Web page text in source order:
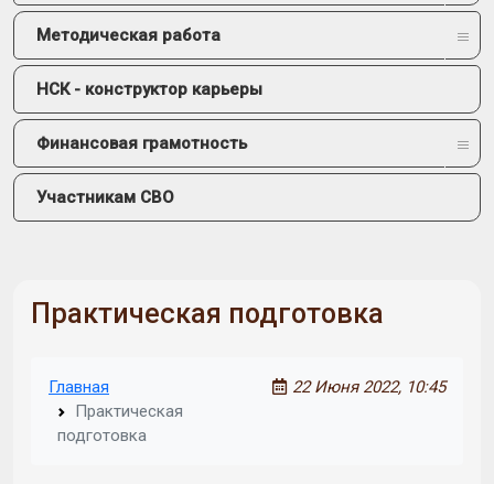
Методическая работа
НСК - конструктор карьеры
Финансовая грамотность
Участникам СВО
Практическая подготовка
Главная
Практическая
подготовка
22 Июня 2022, 10:45